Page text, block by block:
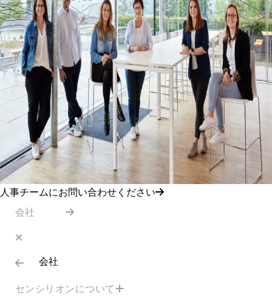
人事チームにお問い合わせください
会社
会社
センシリオンについて